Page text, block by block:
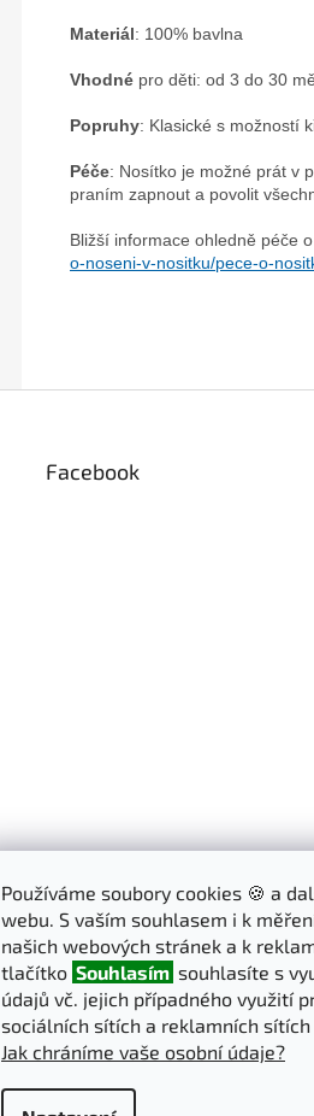
Používáme soubory cookies 🍪 a
webu. S vaším souhlasem i k
našich webových stránek a k
tlačítko Souhlasím souhlasíte s
údajů vč. jejich případného využití
sociálních sítích a reklamních
Jak chráníme vaše osobní údaje?
Materiál: 100% bavlna
Vhodné pro děti: od 3 do 30
Popruhy: Klasické s možností
Péče: Nosítko je možné prát v
praním zapnout a povolit
Bližší informace ohledně péče
o-noseni-v-nositku/pece-o-
Facebook